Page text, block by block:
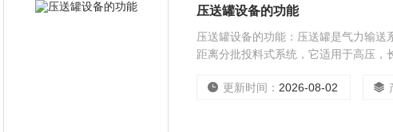
压送罐设备的功能
压送罐设备的功能：压送罐是气力输
距离分批投料式系统，它适用于高压
更新时间： 2026-08-02